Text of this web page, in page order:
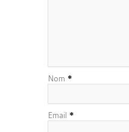
Nom *
Email *